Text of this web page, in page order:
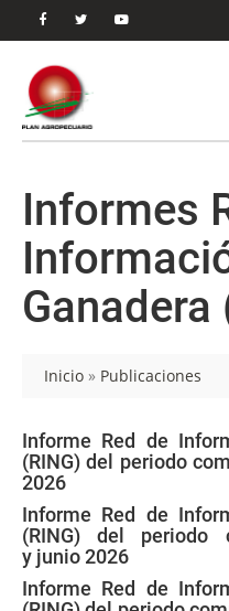
Informes
Ganadera
Inicio » Publicaciones
Informe Red de
(RING) del periodo
2026
Informe Red de
(RING) del periodo
y junio 2026
Informe Red de